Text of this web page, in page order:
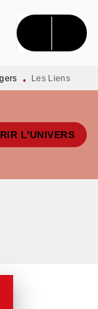
• Les Liens
L'UNIVERS